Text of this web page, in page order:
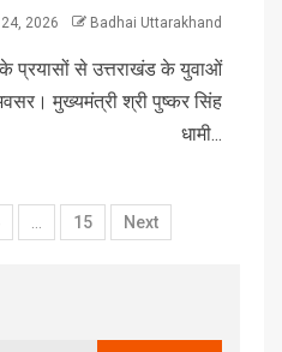
2026 Badhai Uttarakhand
के प्रयासों से उत्तराखंड के युवाओं
मुख्यमंत्री श्री पुष्कर सिंह
धामी...
… 15 Next